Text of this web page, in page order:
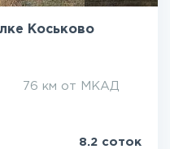
Коськово
76 км от МКАД
8.2 соток